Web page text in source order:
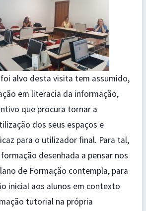
alvo desta visita tem assumido,
em literacia da informação,
que procura tornar a
dos seus espaços e
para o utilizador final. Para tal,
desenhada a pensar nos
de Formação contempla, para
inicial aos alunos em contexto
tutorial na própria